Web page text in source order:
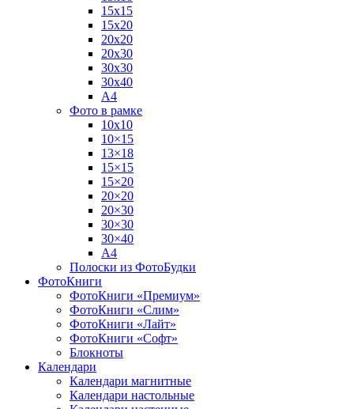
15х15
15х20
20х20
20х30
30х30
30х40
А4
Фото в рамке
10х10
10×15
13×18
15×15
15×20
20×20
20×30
30×30
30×40
A4
Полоски из ФотоБудки
ФотоКниги
ФотоКниги «Премиум»
ФотоКниги «Слим»
ФотоКниги «Лайт»
ФотоКниги «Софт»
Блокноты
Календари
Календари магнитные
Календари настольные